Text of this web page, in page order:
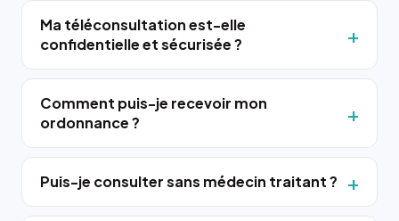
Ma téléconsultation est-elle
confidentielle et sécurisée ?
Comment puis-je recevoir mon
ordonnance ?
Puis-je consulter sans médecin traitant ?